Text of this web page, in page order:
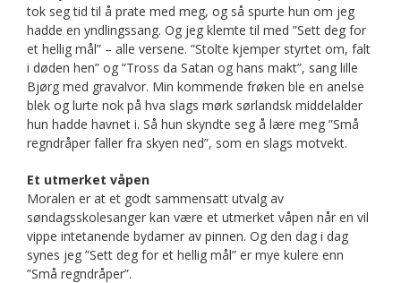
tok seg tid til å prate med meg, og så spurte hun om jeg
hadde en yndlingssang. Og jeg klemte til med ”Sett deg for
et hellig mål” – alle versene. ”Stolte kjemper styrtet om, falt
i døden hen” og ”Tross da Satan og hans makt”, sang lille
Bjørg med gravalvor. Min kommende frøken ble en anelse
blek og lurte nok på hva slags mørk sørlandsk middelalder
hun hadde havnet i. Så hun skyndte seg å lære meg ”Små
regndråper faller fra skyen ned”, som en slags motvekt.
Et utmerket våpen
Moralen er at et godt sammensatt utvalg av
søndagsskolesanger kan være et utmerket våpen når en vil
vippe intetanende bydamer av pinnen. Og den dag i dag
synes jeg ”Sett deg for et hellig mål” er mye kulere enn
”Små regndråper”.